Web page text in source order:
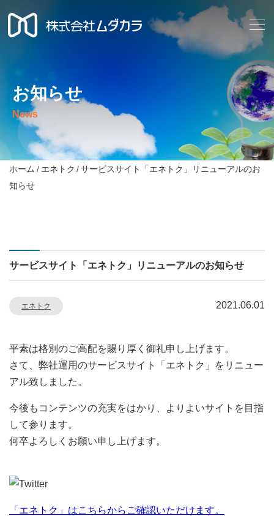
お知らせ
News
ホーム エネトク
サービスサイト「エネトク」リニューアルのお
知らせ
サービスサイト「エネトク」リニューアルのお知らせ
エネトク 2021.06.01
平素は格別のご高配を賜り厚く御礼申し上げます。
さて、弊社運用のサービスサイト「エネトク」をリニュー
アル致しました。
今後もコンテンツの充実をはかり、よりよいサイトを目指
して参ります。
何卒よろしくお願い申し上げます。
「エネトク」はこちらからご確認いただけます。